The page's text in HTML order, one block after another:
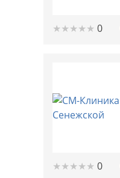
★★★★★
★★★★★ 0
★★★★★
★★★★★ 0